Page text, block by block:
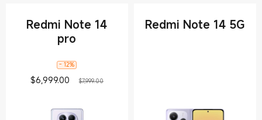
Redmi Note 14
pro
- 12%
$6,999.00 Current Price $6999
$7,999.00Precio de comercialización $7,999.00
Redmi Note 14 5G